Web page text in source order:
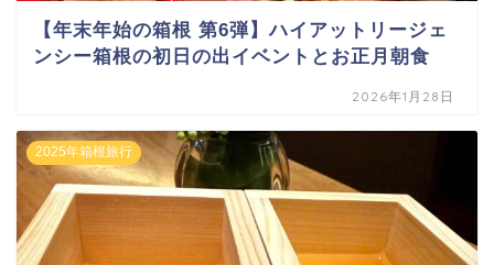
【年末年始の箱根 第6弾】ハイアットリージェ
ンシー箱根の初日の出イベントとお正月朝食
2026年1月28日
2025年箱根旅行